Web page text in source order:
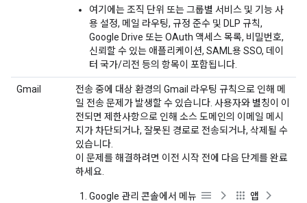
여기에는 조직 단위 또는 그룹별 서비스 및 기능 사
용 설정, 메일 라우팅, 규정 준수 및 DLP 규칙,
Google Drive 또는 OAuth 액세스 목록, 비밀번호,
신뢰할 수 있는 애플리케이션, SAML용 SSO, 데이
터 국가/리전 등의 항목이 포함됩니다.
Gmail
전송 중에 대상 환경의 Gmail 라우팅 규칙으로 인해 메
일 전송 문제가 발생할 수 있습니다. 사용자와 별칭이 이
전되면 제한사항으로 인해 소스 도메인의 이메일 메시
지가 차단되거나, 잘못된 경로로 전송되거나, 삭제될 수
있습니다.
이 문제를 해결하려면 이전 시작 전에 다음 단계를 완료
하세요.
Google 관리 콘솔에서 메뉴
앱